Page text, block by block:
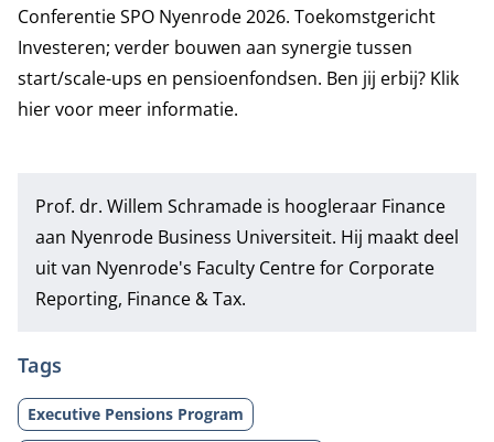
Conferentie SPO Nyenrode 2026. Toekomstgericht
Investeren; verder bouwen aan synergie tussen
start/scale-ups en pensioenfondsen. Ben jij erbij? Klik
hier voor meer informatie.
Prof. dr. Willem Schramade is hoogleraar Finance
aan Nyenrode Business Universiteit. Hij maakt deel
uit van Nyenrode's Faculty Centre for Corporate
Reporting, Finance & Tax.
Tags
Executive Pensions Program